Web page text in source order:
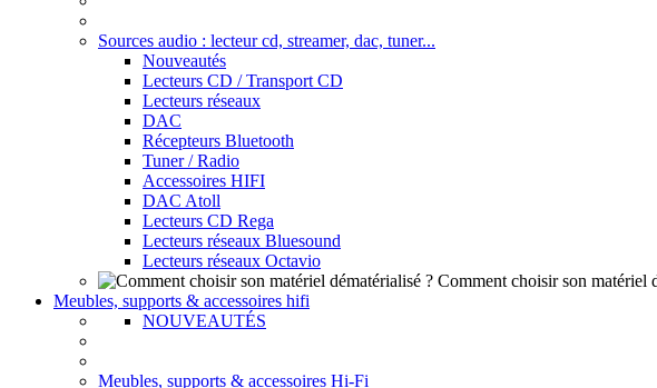
Sources audio : lecteur cd, streamer, dac, tuner...
Nouveautés
Lecteurs CD / Transport CD
Lecteurs réseaux
DAC
Récepteurs Bluetooth
Tuner / Radio
Accessoires HIFI
DAC Atoll
Lecteurs CD Rega
Lecteurs réseaux Bluesound
Lecteurs réseaux Octavio
Comment choisir son matériel
Meubles, supports & accessoires hifi
NOUVEAUTÉS
Meubles, supports & accessoires Hi-Fi